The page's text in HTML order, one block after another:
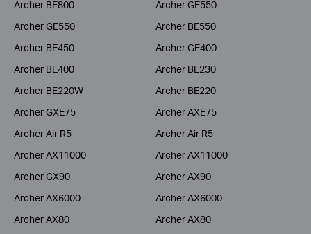
Archer BE800
Archer GE550
Archer GE550
Archer BE550
Archer BE450
Archer GE400
Archer BE400
Archer BE230
Archer BE220W
Archer BE220
Archer GXE75
Archer AXE75
Archer Air R5
Archer Air R5
Archer AX11000
Archer AX11000
Archer GX90
Archer AX90
Archer AX6000
Archer AX6000
Archer AX80
Archer AX80